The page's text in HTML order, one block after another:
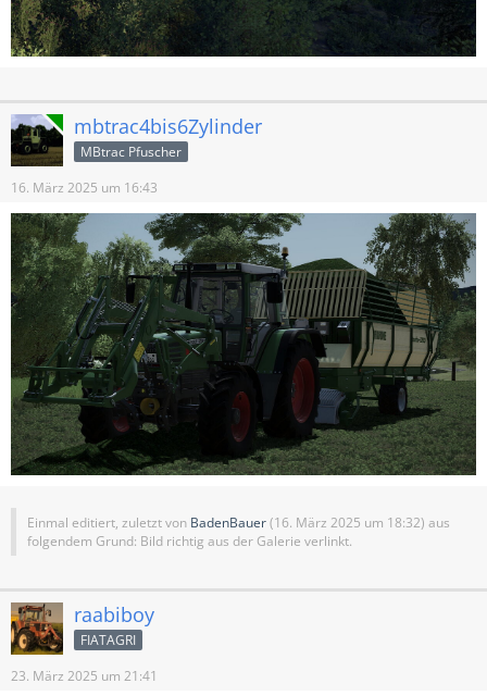
Online mbtrac4bis6Zylinder
MBtrac Pfuscher
16. März 2025 um 16:43
Einmal editiert, zuletzt von BadenBauer(16. März 2025 um 18:32) aus
folgendem Grund: Bild richtig aus der Galerie verlinkt.
raabiboy
FIATAGRI
23. März 2025 um 21:41